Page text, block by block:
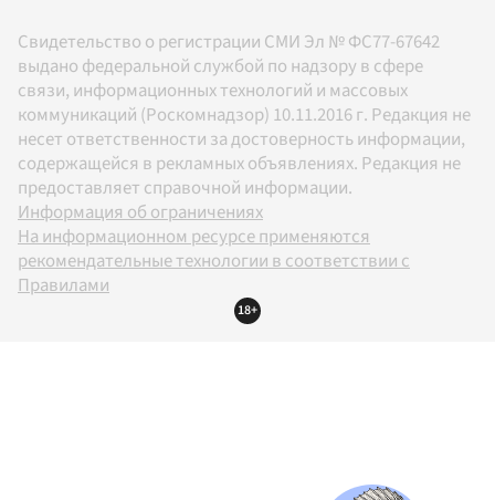
Свидетельство о регистрации СМИ Эл № ФС77-67642
выдано федеральной службой по надзору в сфере
связи, информационных технологий и массовых
коммуникаций (Роскомнадзор) 10.11.2016 г. Редакция не
несет ответственности за достоверность информации,
содержащейся в рекламных объявлениях. Редакция не
предоставляет справочной информации.
Информация об ограничениях
На информационном ресурсе применяются
рекомендательные технологии в соответствии с
Правилами
18+